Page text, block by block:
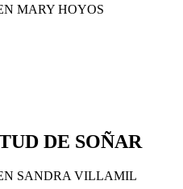
MARY HOYOS
DE SOÑAR
SANDRA VILLAMIL